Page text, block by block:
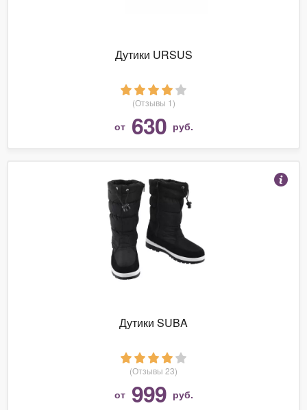
Дутики URSUS
(Отзывы 1)
от 630 руб.
Дутики SUBA
(Отзывы 23)
от 999 руб.